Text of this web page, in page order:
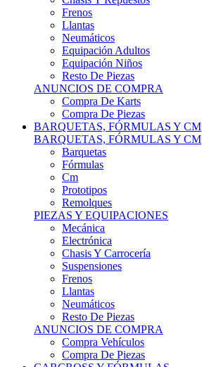
Llantas
Neumáticos
Equipación Adultos
Equipación Niños
Resto De Piezas
ANUNCIOS DE COMPRA
Compra De Karts
Compra De Piezas
BARQUETAS, FÓRMULAS Y CM
BARQUETAS, FÓRMULAS Y CM
Barquetas
Fórmulas
Cm
Prototipos
Remolques
PIEZAS Y EQUIPACIONES
Mecánica
Electrónica
Chasis Y Carrocería
Suspensiones
Frenos
Llantas
Neumáticos
Resto De Piezas
ANUNCIOS DE COMPRA
Compra Vehículos
Compra De Piezas
CARCROSS Y FÓRMULAS
CARCROSS Y FORMULAS TT